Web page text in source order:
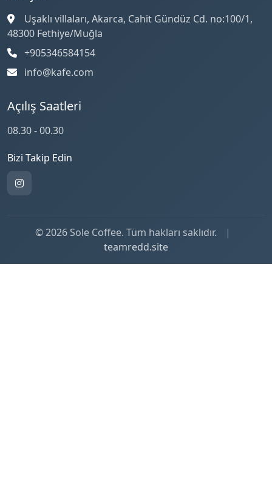
Uşaklı villaları, Akarca, Cahit Gündüz Cd. no:100/1,
48300 Fethiye/Muğla
+905346584154
info@kafe.com
Açılış Saatleri
08.30 - 00.30
Bizi Takip Edin
© 2026 Sole Coffee. Tüm hakları saklıdır.
|
teamredd.site